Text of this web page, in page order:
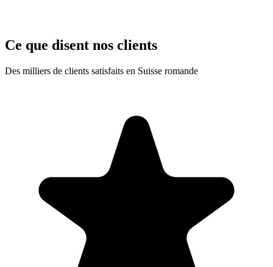
Ce que disent nos clients
Des milliers de clients satisfaits en Suisse romande